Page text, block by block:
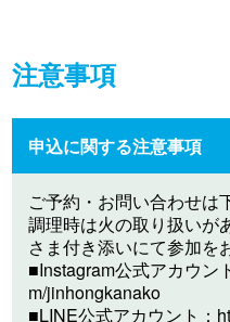
注意事項
申込に関する注意事項
ご予約・お問い合わせは
調理時は火の取り扱いが
さま付き添いにて参加を
■Instagram公式アカウン
m/jinhongkanako
■LINE公式アカウント：